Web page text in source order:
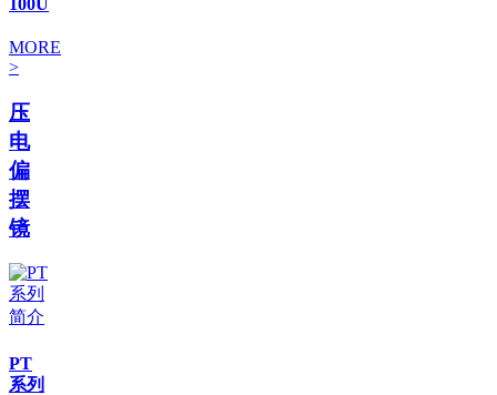
MORE
>
压
电
偏
摆
镜
PT
系列